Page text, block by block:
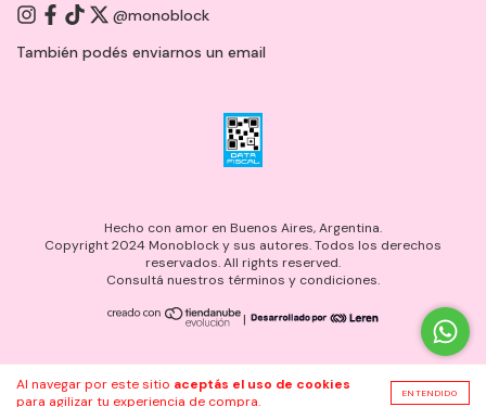
Al navegar por este sitio aceptás el uso de cookies
para agilizar tu experiencia de compra.
ENTENDIDO
@monoblock
También podés enviarnos un email
Hecho con amor en Buenos Aires, Argentina.
Copyright 2024 Monoblock y sus autores. Todos los derechos
reservados. All rights reserved.
Consultá nuestros términos y condiciones.
|